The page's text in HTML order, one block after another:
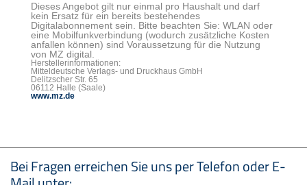
Dieses Angebot gilt nur einmal pro Haushalt und darf
kein Ersatz für ein bereits bestehendes
Digitalabonnement sein. Bitte beachten Sie: WLAN oder
eine Mobilfunkverbindung (wodurch zusätzliche Kosten
anfallen können) sind Voraussetzung für die Nutzung
von MZ digital.
Herstellerinformationen:
Mitteldeutsche Verlags- und Druckhaus GmbH
Delitzscher Str. 65
06112 Halle (Saale)
www.mz.de
Seitenfußbereich
Bei Fragen erreichen Sie uns per Telefon oder E-